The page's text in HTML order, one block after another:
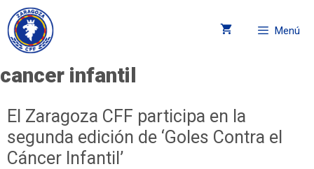
Menú
cancer infantil
El Zaragoza CFF participa en la
segunda edición de ‘Goles Contra el
Cáncer Infantil’